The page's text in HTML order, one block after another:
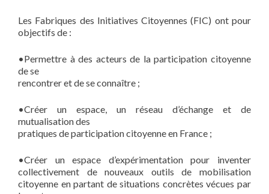
Les Fabriques des Initiatives Citoyennes (FIC) ont pour
objectifs de :
•Permettre à des acteurs de la participation citoyenne
de se
rencontrer et de se connaître ;
•Créer un espace, un réseau d’échange et de
mutualisation des
pratiques de participation citoyenne en France ;
•Créer un espace d’expérimentation pour inventer
collectivement de nouveaux outils de mobilisation
citoyenne en partant de situations concrètes vécues par